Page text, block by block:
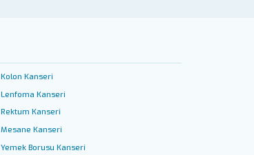
Kolon Kanseri
Lenfoma Kanseri
Rektum Kanseri
Mesane Kanseri
Yemek Borusu Kanseri